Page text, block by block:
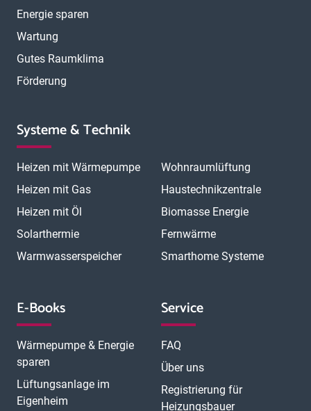
Energie sparen
Wartung
Gutes Raumklima
Förderung
Systeme & Technik
Heizen mit Wärmepumpe
Heizen mit Gas
Heizen mit Öl
Solarthermie
Warmwasserspeicher
Wohnraumlüftung
Haustechnikzentrale
Biomasse Energie
Fernwärme
Smarthome Systeme
E-Books
Wärmepumpe & Energie
sparen
Lüftungsanlage im
Eigenheim
Service
FAQ
Über uns
Registrierung für
Heizungsbauer